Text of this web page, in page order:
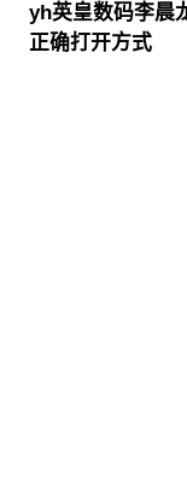
yh英皇数码李晨
正确打开方式